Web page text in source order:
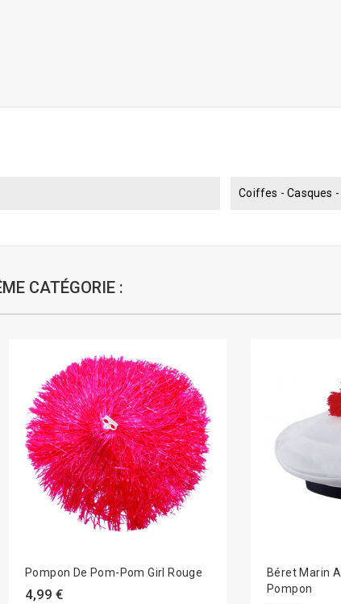
Coiffes - Casques
CATÉGORIE :
Pompon De Pom-Pom Girl Rouge
4,99 €
Béret Marin
Pompon